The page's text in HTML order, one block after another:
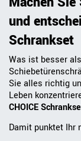
und
Schrankset
Was ist besser
Sie alles richtig
Leben
CHOICE
Damit punktet Ihr